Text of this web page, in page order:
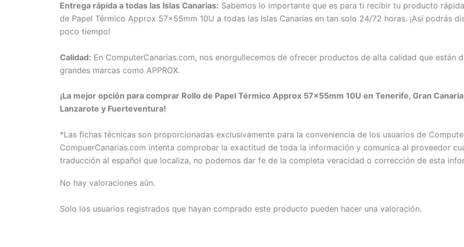
Entrega rápida a todas las Islas Canarias: Sabemos lo importante que es para ti recibir tu producto
de Papel Térmico Approx 57x55mm 10U a todas las Islas Canarias en tan solo 24/72 horas. ¡Así podrás
poco tiempo!
Calidad: En ComputerCanarias.com, nos enorgullecemos de ofrecer productos de alta calidad que están
grandes marcas como APPROX.
¡La mejor opción para comprar Rollo de Papel Térmico Approx 57x55mm 10U en Tenerife, Gran
Lanzarote y Fuerteventura!
*Las fichas técnicas son proporcionadas exclusivamente para la conveniencia de los usuarios de
CompuerCanarias.com intenta comprobar la exactitud de toda la información y comunica al proveedor
traducción al español que localiza, no podemos dar fe de la completa veracidad o corrección de esta
No hay valoraciones aún.
Solo los usuarios registrados que hayan comprado este producto pueden hacer una valoración.